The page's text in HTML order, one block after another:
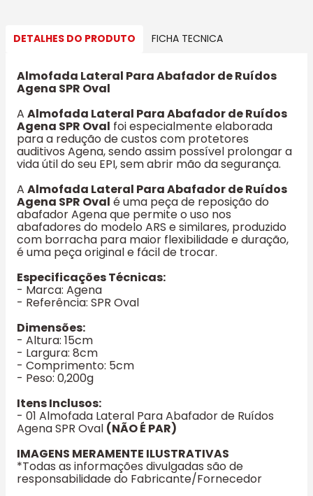
DETALHES DO PRODUTO FICHA TECNICA
Almofada Lateral Para Abafador de Ruídos
Agena SPR Oval
A Almofada Lateral Para Abafador de Ruídos
Agena SPR Oval foi especialmente elaborada
para a redução de custos com protetores
auditivos Agena, sendo assim possível prolongar a
vida útil do seu EPI, sem abrir mão da segurança.
A Almofada Lateral Para Abafador de Ruídos
Agena SPR Oval é uma peça de reposição do
abafador Agena que permite o uso nos
abafadores do modelo ARS e similares, produzido
com borracha para maior flexibilidade e duração,
é uma peça original e fácil de trocar.
Especificações Técnicas:
- Marca: Agena
- Referência: SPR Oval
Dimensões:
- Altura: 15cm
- Largura: 8cm
- Comprimento: 5cm
- Peso: 0,200g
Itens Inclusos:
- 01 Almofada Lateral Para Abafador de Ruídos
Agena SPR Oval (NÃO É PAR)
IMAGENS MERAMENTE ILUSTRATIVAS
*Todas as informações divulgadas são de
responsabilidade do Fabricante/Fornecedor